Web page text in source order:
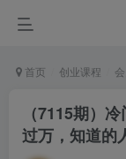
首页 创业课程
（7115期）
过万，知道的